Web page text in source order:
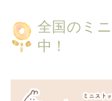
全国のミ
中！